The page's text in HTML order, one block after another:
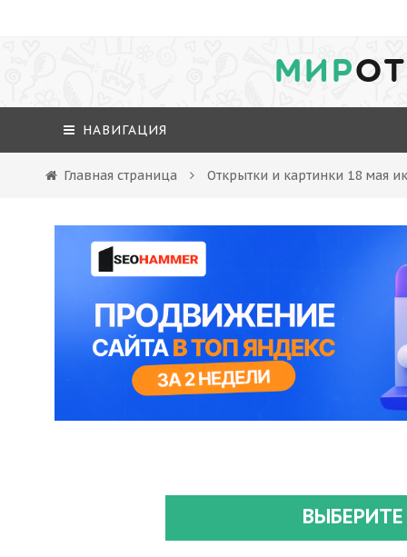
МИР
НАВИГАЦИЯ
Главная страница Открытки и картинки 18 мая